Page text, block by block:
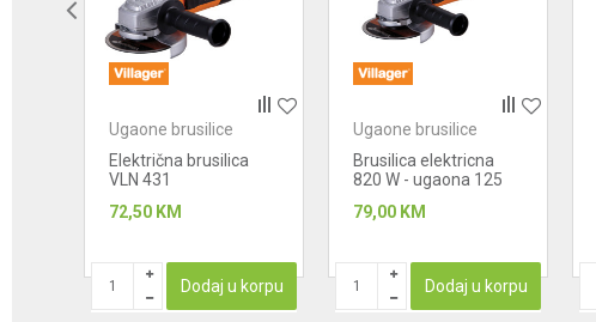
POŠALJI
Ugaone brusilice
Električna brusilica
VLN 431
72,50 KM
Dodaj u korpu
Ugaone brusilice
Brusilica elektricna
820 W - ugaona 125
79,00 KM
Dodaj u korpu